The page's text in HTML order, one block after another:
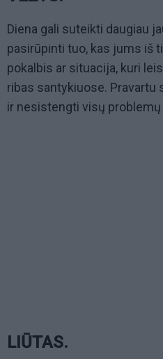
Diena gali suteikti daugiau
pasirūpinti tuo, kas jums iš
pokalbis ar situacija, kuri
ribas santykiuose. Pravartu
ir nesistengti visų
LIŪTAS.